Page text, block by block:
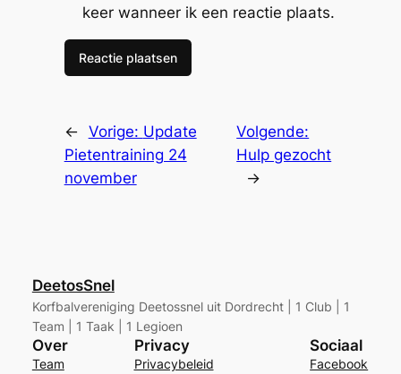
keer wanneer ik een reactie plaats.
← Vorige: Update
Pietentraining 24
november
Volgende:
Hulp gezocht
→
DeetosSnel
Korfbalvereniging Deetossnel uit Dordrecht | 1 Club | 1
Team | 1 Taak | 1 Legioen
Over
Team
Privacy
Privacybeleid
Sociaal
Facebook